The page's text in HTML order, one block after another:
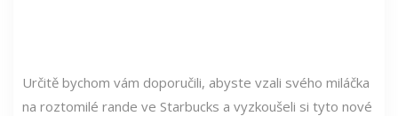
Určitě bychom vám doporučili, abyste vzali svého miláčka
na roztomilé rande ve Starbucks a vyzkoušeli si tyto nové